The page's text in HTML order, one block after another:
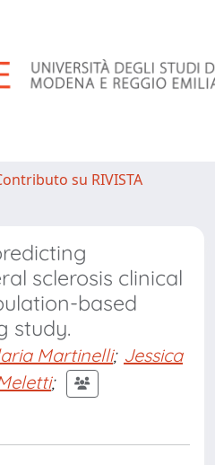
su RIVISTA
sclerosis clinical
based
study.
Martinelli; Jessica
;